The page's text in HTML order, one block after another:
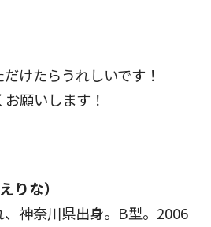
けたらうれしいです！
願いします！
りな）
神奈川県出身。B型。2006